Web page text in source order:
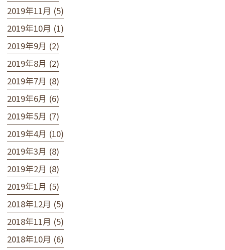
2019年11月 (5)
2019年10月 (1)
2019年9月 (2)
2019年8月 (2)
2019年7月 (8)
2019年6月 (6)
2019年5月 (7)
2019年4月 (10)
2019年3月 (8)
2019年2月 (8)
2019年1月 (5)
2018年12月 (5)
2018年11月 (5)
2018年10月 (6)